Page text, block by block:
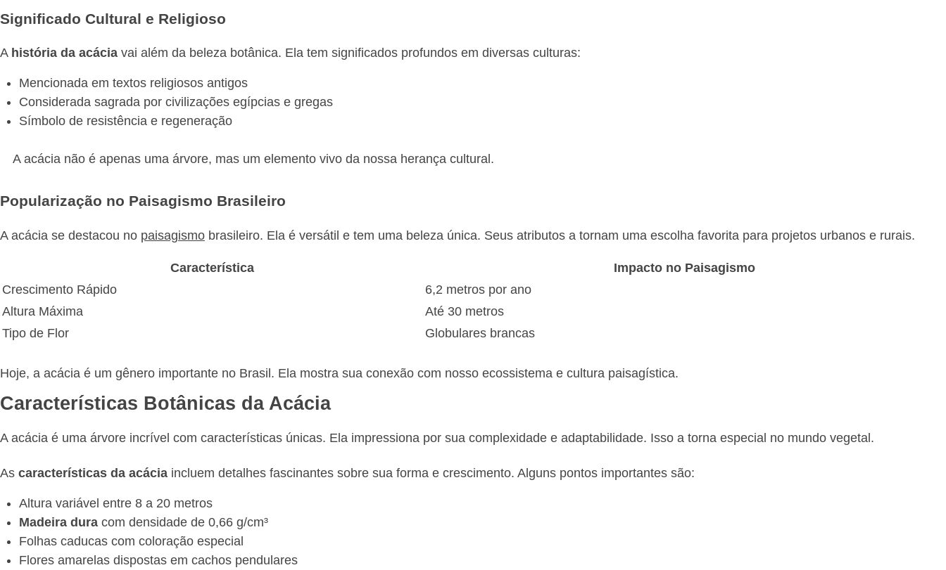
Significado Cultural e Religioso
A história da acácia vai além da beleza botânica. Ela tem significados profundos em diversas culturas:
Mencionada em textos religiosos antigos
Considerada sagrada por civilizações egípcias e gregas
Símbolo de resistência e regeneração
A acácia não é apenas uma árvore, mas um elemento vivo da nossa herança cultural.
Popularização no Paisagismo Brasileiro
A acácia se destacou no paisagismo brasileiro. Ela é versátil e tem uma beleza única. Seus atributos a tornam uma escolha favorita para projetos urbanos e rurais.
Característica
Impacto no Paisagismo
Crescimento Rápido
6,2 metros por ano
Altura Máxima
Até 30 metros
Tipo de Flor
Globulares brancas
Hoje, a acácia é um gênero importante no Brasil. Ela mostra sua conexão com nosso ecossistema e cultura paisagística.
Características Botânicas da Acácia
A acácia é uma árvore incrível com características únicas. Ela impressiona por sua complexidade e adaptabilidade. Isso a torna especial no mundo vegetal.
As características da acácia incluem detalhes fascinantes sobre sua forma e crescimento. Alguns pontos importantes são:
Altura variável entre 8 a 20 metros
Madeira dura com densidade de 0,66 g/cm³
Folhas caducas com coloração especial
Flores amarelas dispostas em cachos pendulares